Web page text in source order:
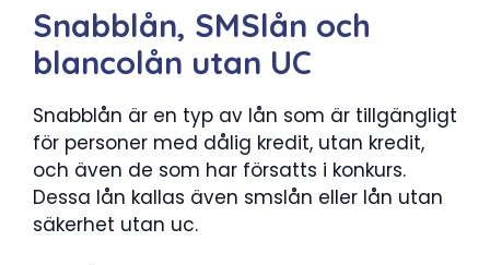
Snabblån, SMSlån och
blancolån utan UC
Snabblån är en typ av lån som är tillgängligt
för personer med dålig kredit, utan kredit,
och även de som har försatts i konkurs.
Dessa lån kallas även smslån eller lån utan
säkerhet utan uc.